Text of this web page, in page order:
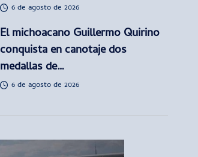
6 de agosto de 2026
El michoacano Guillermo Quirino
conquista en canotaje dos
medallas de…
6 de agosto de 2026